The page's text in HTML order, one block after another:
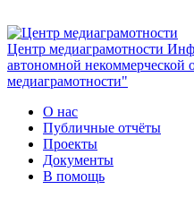
Центр медиаграмотности
автономной некоммерческой
медиаграмотности"
О нас
Публичные отчёты
Проекты
Документы
В помощь